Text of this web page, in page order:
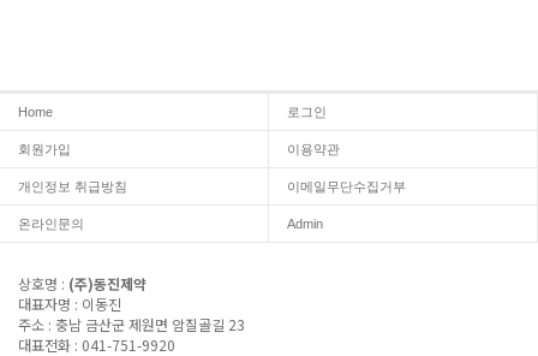
Home 로그인
회원가입 이용약관
개인정보 취급방침 이메일무단수집거부
온라인문의 Admin
상호명 : (주)동진제약
대표자명 : 이동진
주소 : 충남 금산군 제원면 암질골길 23
대표전화 : 041-751-9920